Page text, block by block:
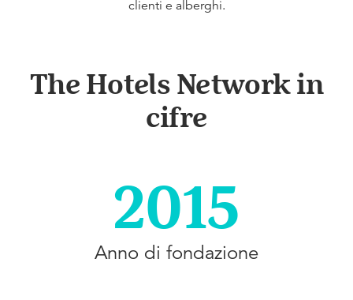
clienti e alberghi.
The Hotels Network in
cifre
2015
Anno di fondazione